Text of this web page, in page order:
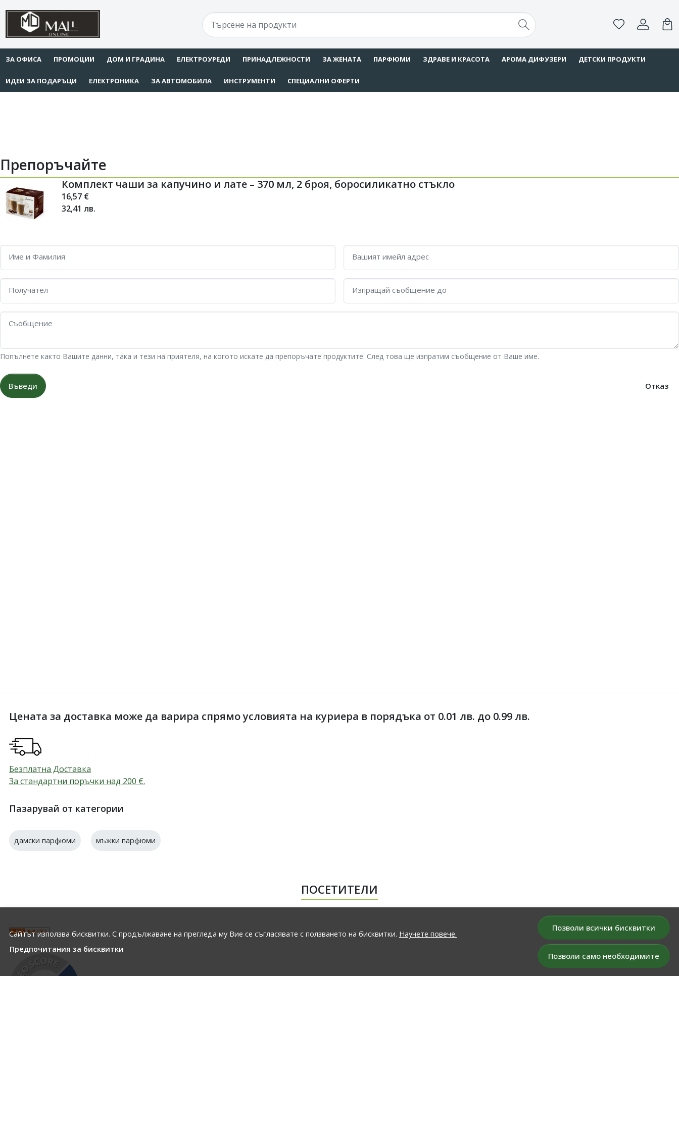
ЗА ОФИСА ПРОМОЦИИ ДОМ И ГРАДИНА ЕЛЕКТРОУРЕДИ ПРИНАДЛЕЖНОСТИ ЗА ЖЕНАТА ПАРФЮМИ ЗДРАВЕ И КРАСОТА АРОМА ДИФУЗЕРИ ДЕТСКИ ПРОДУКТИ
ИДЕИ ЗА ПОДАРЪЦИ ЕЛЕКТРОНИКА ЗА АВТОМОБИЛА ИНСТРУМЕНТИ СПЕЦИАЛНИ ОФЕРТИ
Препоръчайте
Комплект чаши за капучино и лате – 370 мл, 2 броя, боросиликатно стъкло
16,57 €
32,41 лв.
Име и Фамилия Вашият имейл адрес
Получател Изпращай съобщение до
Съобщение
Попълнете както Вашите данни, така и тези на приятеля, на когото искате да препоръчате продуктите. След това ще изпратим съобщение от Ваше име.
Въведи Отказ
Сайтът използва бисквитки. С продължаване на прегледа му Вие се съгласявате с ползването на бисквитки. Научете повече.
Предпочитания за бисквитки
Позволи всички бисквитки
Позволи само необходимите
Цената за доставка може да варира спрямо условията на куриера в порядъка от 0.01 лв. до 0.99 лв.
Безплатна Доставка
За стандартни поръчки над 200 €.
Пазарувай от категории
дамски парфюми мъжки парфюми
ПОСЕТИТЕЛИ